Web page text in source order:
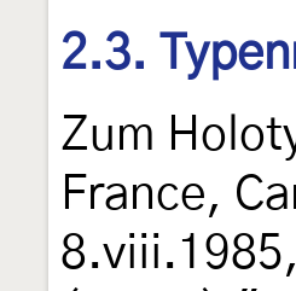
2.3.
Zum
France,